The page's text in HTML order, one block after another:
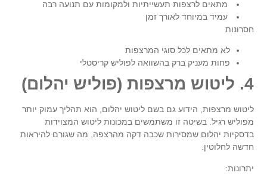
מתאים לרצפות תעשייתיות ולמקומות עם תנועה רבה
עמיד במיוחד לאורך זמן
חסרונות
לא מתאים לכל סוגי המרצפות
פחות מעניק ברק בהשוואה לפוליש קריסטלי
4. ליטוש מרצפות (פוליש יהלום)
ליטוש מרצפות, הידוע גם בשםליטוש יהלום, הוא תהליך עמוק יותר
מפוליש רגיל. בשיטה זו משתמשים במכונות ליטוש המצוידות
בדסקיות יהלום שמסירות שכבה דקה מהרצפה, מה שגורם להיראות
חדשה לחלוטין.
יתרונות: